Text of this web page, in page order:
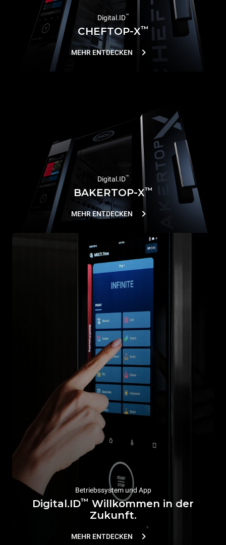
Digital.ID™
CHEFTOP-X™
MEHR ENTDECKEN
Digital.ID™
BAKERTOP-X™
MEHR ENTDECKEN
Betriebssystem und App
Digital.ID™ Willkommen in der
Zukunft.
MEHR ENTDECKEN